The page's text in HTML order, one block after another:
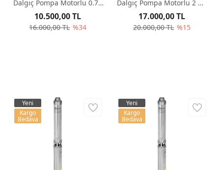
Dalgıç Pompa Motorlu 0.75
Hp 68 mss 3 m³/h - Krom
Başlıklı
16.000,00 TL %34
10.500,00 TL
Dalgıç Pompa Motorlu 2 Hp
187 mss 3 m³/h - Krom
Başlıklı
20.000,00 TL %15
17.000,00 TL
Yeni
Kargo
Bedava
Yeni
Kargo
Bedava